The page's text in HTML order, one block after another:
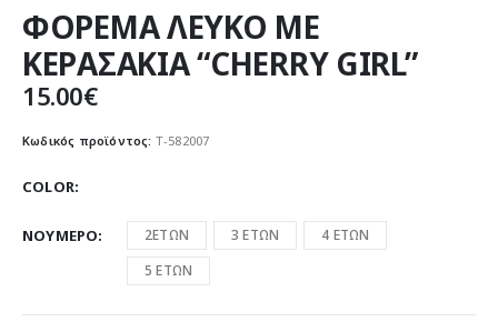
ΦΟΡΕΜΑ ΛΕΥΚΟ ΜΕ
ΚΕΡΑΣΑΚΙΑ “CHERRY GIRL”
15.00€
Κωδικός προϊόντος: Τ-582007
COLOR
ΝΟΥΜΕΡΟ 2ΕΤΩΝ 3 ΕΤΩΝ
4 ΕΤΩΝ
5 ΕΤΩΝ